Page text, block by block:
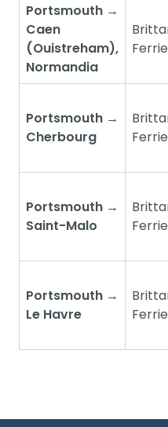
Portsmouth →
Caen
(Ouistreham),
Normandia
Portsmouth →
Cherbourg
Portsmouth →
Saint-Malo
Portsmouth →
Le Havre